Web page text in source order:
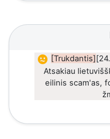
[Trukdantis]
Atsakiau
eilinis scam'as,